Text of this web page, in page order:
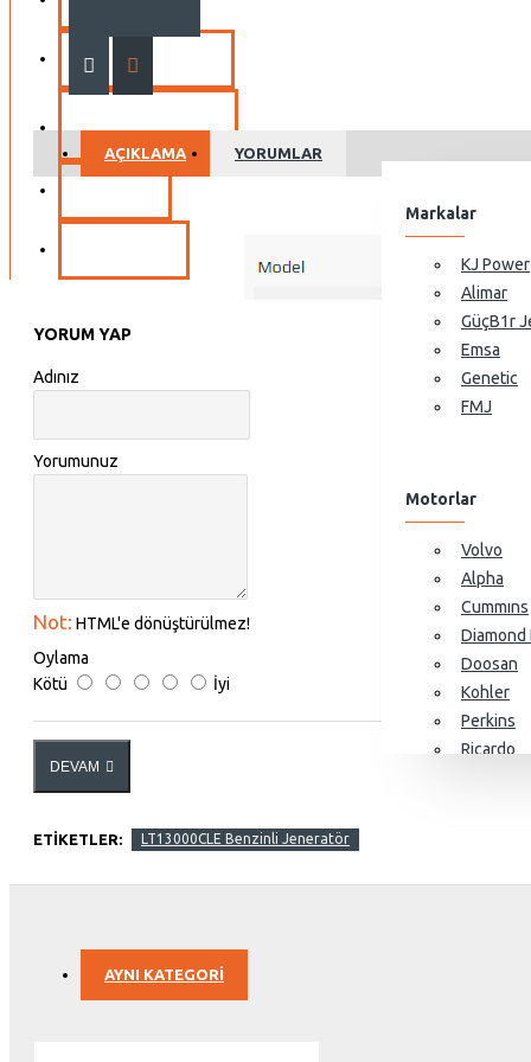
Portatif Jeneratörler
10GF-LDE3 Dizel Jeneratör
11GF-LDE3 Dizel Jeneratör
YEDEK PARÇA
MARKALAR
Markalar
KJ Power
Alimar
GüçB1r
Emsa
Genetic
FMJ
Motorlar
Volvo
Alpha
Cummıns
Diamond
Doosan
Kohler
Perkins
Ricardo
AÇIKLAMA YORUMLAR
YORUM YAP
Adınız
Yorumunuz
Not: HTML'e dönüştürülmez!
Oylama
Kötü
İyi
DEVAM
ETIKETLER: LT13000CLE Benzinli Jeneratör
AYNI KATEGORI